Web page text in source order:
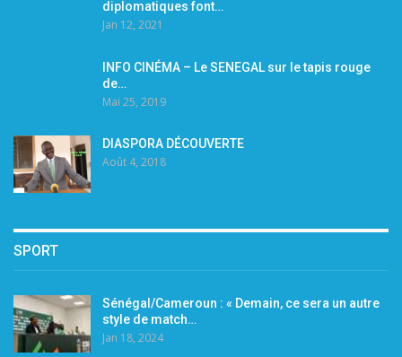
diplomatiques font…
Jan 12, 2021
INFO CINÉMA – Le SENEGAL sur le tapis rouge
de…
Mai 25, 2019
DIASPORA DÉCOUVERTE
Août 4, 2018
SPORT
Sénégal/Cameroun : « Demain, ce sera un autre
style de match…
Jan 18, 2024